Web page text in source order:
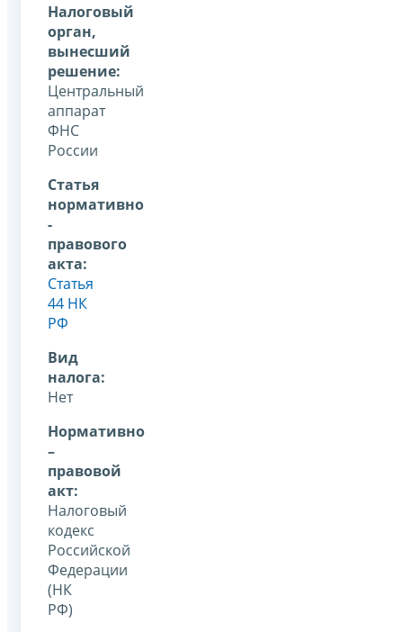
Налоговый
орган,
вынесший
решение:
Центральный
аппарат
ФНС
России
Статья
нормативно
-
правового
акта:
Статья
44 НК
РФ
Вид
налога:
Нет
Нормативно
–
правовой
акт:
Налоговый
кодекс
Российской
Федерации
(НК
РФ)